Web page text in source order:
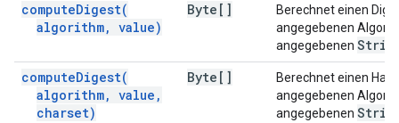
computeDigest(
algorithm, value)
Byte[]
Berechnet einen
angegebenen
angegebenen
computeDigest(
algorithm, value ,
charset)
Byte[]
Berechnet einen
angegebenen
angegebenen